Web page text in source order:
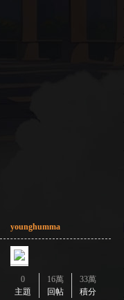
younghumma
0
主題
16萬
回帖
33萬
積分